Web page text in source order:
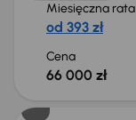
Miesięczna rata
od 393 zł
Cena
66 000 zł